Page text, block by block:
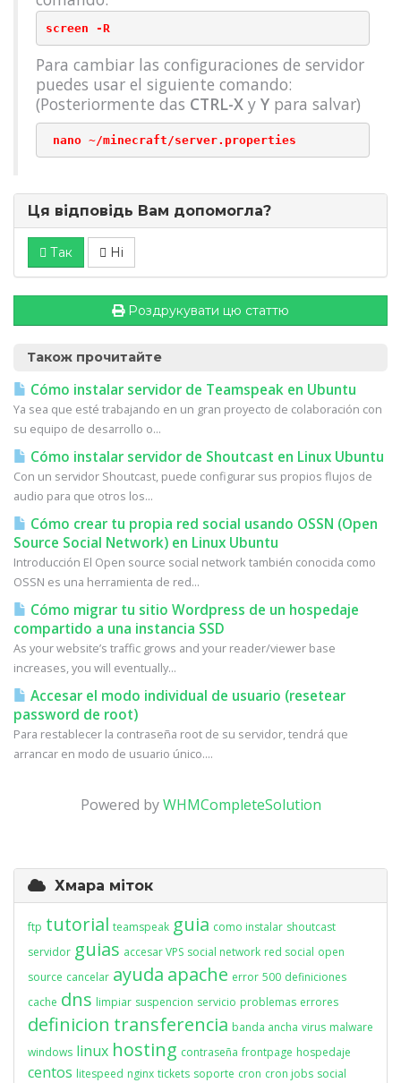
screen -R
Para cambiar las configuraciones de servidor
puedes usar el siguiente comando:
(Posteriormente das CTRL-X y Y para salvar)
nano ~/minecraft/server.properties
Ця відповідь Вам допомогла?
Так Ні
Роздрукувати цю статтю
Також прочитайте
Cómo instalar servidor de Teamspeak en Ubuntu
Ya sea que esté trabajando en un gran proyecto de colaboración con
su equipo de desarrollo o...
Cómo instalar servidor de Shoutcast en Linux Ubuntu
Con un servidor Shoutcast, puede configurar sus propios flujos de
audio para que otros los...
Cómo crear tu propia red social usando OSSN (Open
Source Social Network) en Linux Ubuntu
Introducción El Open source social network también conocida como
OSSN es una herramienta de red...
Cómo migrar tu sitio Wordpress de un hospedaje
compartido a una instancia SSD
As your website’s traffic grows and your reader/viewer base
increases, you will eventually...
Accesar el modo individual de usuario (resetear
password de root)
Para restablecer la contraseña root de su servidor, tendrá que
arrancar en modo de usuario único....
Powered byWHMCompleteSolution
Хмара міток
ftp tutorial teamspeak guia como instalar shoutcast
servidor guias accesar VPS social network red social open
source cancelar ayuda apache error 500 definiciones
cache dns limpiar suspencion servicio problemas errores
definicion transferencia banda ancha virus malware
windows linux hosting contraseña frontpage hospedaje
centos litespeed nginx tickets soporte cron cron jobs social